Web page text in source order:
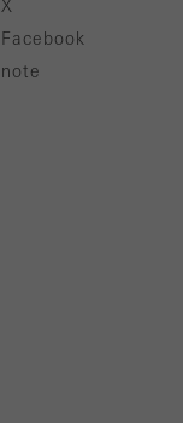
X
Facebook
note